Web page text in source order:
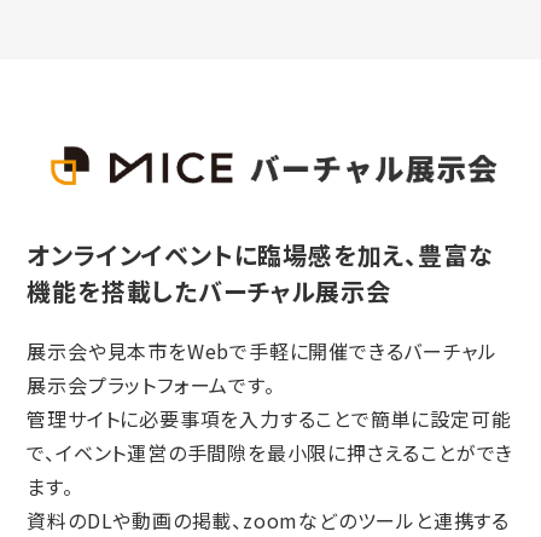
オンラインイベントに臨場感を加え、豊富な
機能を搭載したバーチャル展示会
展示会や見本市をWebで手軽に開催できるバーチャル
展示会プラットフォームです。
管理サイトに必要事項を入力することで簡単に設定可能
で、イベント運営の手間隙を最小限に押さえることができ
ます。
資料のDLや動画の掲載、zoomなどのツールと連携する